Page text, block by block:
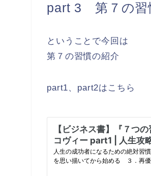
part 3 第７の習
ということで今回は
第７の習慣の紹介
part1、part2はこちら